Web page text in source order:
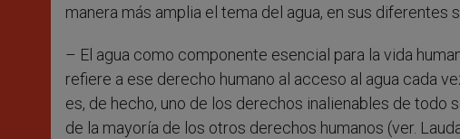
manera más amplia el tema del agua, en sus diferentes
– El agua como componente esencial para la vida
refiere a ese derecho humano al acceso al agua cada
es, de hecho, uno de los derechos inalienables de todo
de la mayoría de los otros derechos humanos (ver.